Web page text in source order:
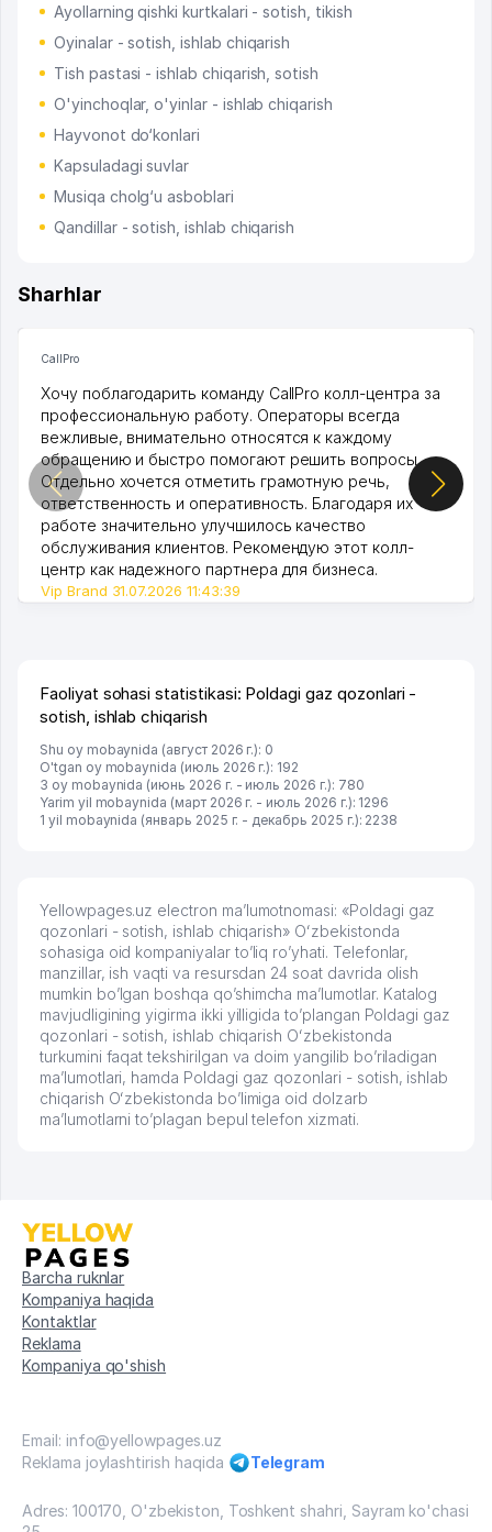
Ayollarning qishki kurtkalari - sotish, tikish
Oyinalar - sotish, ishlab chiqarish
Tish pastasi - ishlab chiqarish, sotish
O'yinchoqlar, o'yinlar - ishlab chiqarish
Hayvonot do‘konlari
Kapsuladagi suvlar
Musiqa cholg‘u asboblari
Qandillar - sotish, ishlab chiqarish
Sharhlar
CallPro
Хочу поблагодарить команду CallPro колл-центра за
профессиональную работу. Операторы всегда
вежливые, внимательно относятся к каждому
обращению и быстро помогают решить вопросы.
Отдельно хочется отметить грамотную речь,
ответственность и оперативность. Благодаря их
работе значительно улучшилось качество
обслуживания клиентов. Рекомендую этот колл-
центр как надежного партнера для бизнеса.
Vip Brand 31.07.2026 11:43:39
Faoliyat sohasi statistikasi: Poldagi gaz qozonlari -
sotish, ishlab chiqarish
Shu oy mobaynida (август 2026 г.): 0
O'tgan oy mobaynida (июль 2026 г.): 192
3 oy mobaynida (июнь 2026 г. - июль 2026 г.): 780
Yarim yil mobaynida (март 2026 г. - июль 2026 г.): 1296
1 yil mobaynida (январь 2025 г. - декабрь 2025 г.): 2238
Yellowpages.uz electron ma’lumotnomasi: «Poldagi gaz
qozonlari - sotish, ishlab chiqarish» Oʻzbekistonda
sohasiga oid kompaniyalar to’liq ro’yhati. Telefonlar,
manzillar, ish vaqti va resursdan 24 soat davrida olish
mumkin bo’lgan boshqa qo’shimcha ma’lumotlar. Katalog
mavjudligining yigirma ikki yilligida to’plangan Poldagi gaz
qozonlari - sotish, ishlab chiqarish Oʻzbekistonda
turkumini faqat tekshirilgan va doim yangilib bo’riladigan
ma’lumotlari, hamda Poldagi gaz qozonlari - sotish, ishlab
chiqarish Oʻzbekistonda bo’limiga oid dolzarb
ma’lumotlarni to’plagan bepul telefon xizmati.
Barcha ruknlar
Kompaniya haqida
Kontaktlar
Reklama
Kompaniya qo'shish
Email: info@yellowpages.uz
Reklama joylashtirish haqida
Telegram
Adres: 100170, O'zbekiston, Toshkent shahri, Sayram ko'chasi